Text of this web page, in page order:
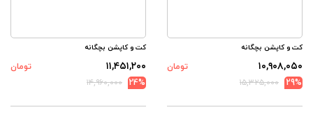
کت و کاپشن بچگانه
۱۰,۹۰۸,۰۵۰
تومان
29%
۱۵,۳۲۵,۰۰۰
کت و کاپشن بچگانه
۱۱,۴۵۱,۲۰۰
تومان
24%
۱۴,۹۶۰,۰۰۰